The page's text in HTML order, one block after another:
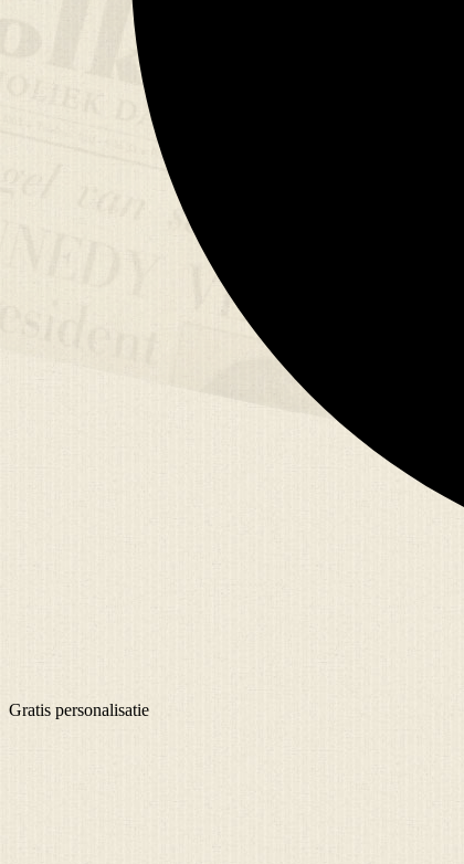
Gratis personalisatie